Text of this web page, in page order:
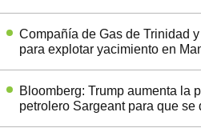
Compañía de Gas de Trinidad
para explotar yacimiento en
Bloomberg: Trump aumenta la
petrolero Sargeant para que